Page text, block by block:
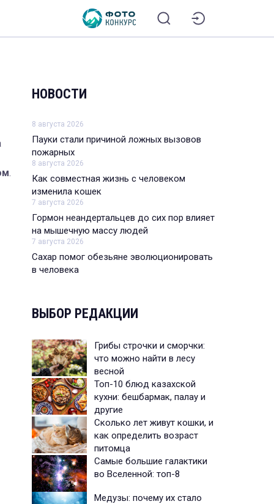
.
НОВОСТИ
8 августа 2026
Пауки стали причиной ложных вызовов
пожарных
8 августа 2026
Как совместная жизнь с человеком
изменила кошек
7 августа 2026
Гормон неандертальцев до сих пор влияет
на мышечную массу людей
7 августа 2026
Сахар помог обезьяне эволюционировать
в человека
ВЫБОР РЕДАКЦИИ
Грибы строчки и сморчки:
что можно найти в лесу
весной
Топ-10 блюд казахской
кухни: бешбармак, палау и
другие
Сколько лет живут кошки, и
как определить возраст
питомца
Самые большие галактики
во Вселенной: топ-8
Медузы: почему их стало